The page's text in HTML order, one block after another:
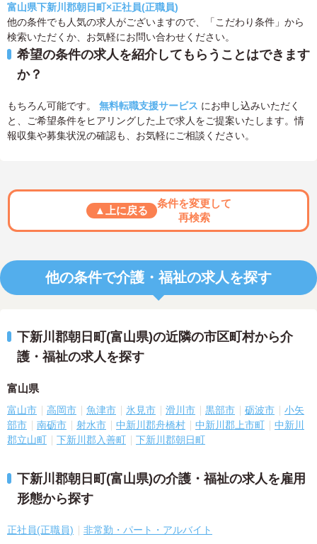
富山県下新川郡朝日町×正社員(正職員)
他の条件でも人気の求人がございますので、「こだわり条件」から
検索いただくか、お気軽にお問い合わせください。
希望の条件の求人を紹介してもらうことはできます
か？
もちろん可能です。 無料転職支援サービス にお申し込みいただく
と、ご希望条件をヒアリングした上で求人をご提案いたします。情
報収集や募集状況の確認も、お気軽にご相談ください。
▲上に戻る
条件を変更して
再検索
他の条件で介護・福祉の求人を探す
下新川郡朝日町(富山県)の近隣の市区町村から介
護・福祉の求人を探す
富山県
富山市 高岡市 魚津市 氷見市 滑川市 黒部市 砺波市
小矢
部市
南砺市 射水市 中新川郡舟橋村 中新川郡上市町
中新川
郡立山町
下新川郡入善町 下新川郡朝日町
下新川郡朝日町(富山県)の介護・福祉の求人を雇用
形態から探す
正社員(正職員) 非常勤・パート・アルバイト